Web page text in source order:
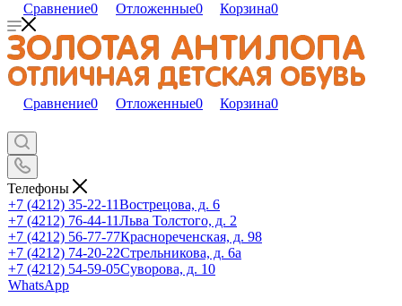
Сравнение0 Отложенные0 Корзина0
Сравнение0 Отложенные0 Корзина0
Телефоны
+7 (4212) 35-22-11Вострецова, д. 6
+7 (4212) 76-44-11Льва Толстого, д. 2
+7 (4212) 56-77-77Краснореченская, д. 98
+7 (4212) 74-20-22Стрельникова, д. 6а
+7 (4212) 54-59-05Суворова, д. 10
WhatsApp